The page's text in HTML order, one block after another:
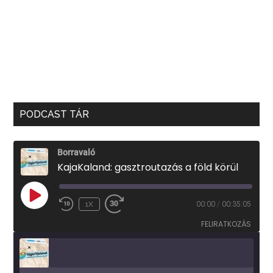
PODCAST TÁR
Borravaló
KajaKaland: gasztroutazás a föld körül
PLAY
EPISODE
1X 00:00 / 00:35:05
FELIRATKOZÁS